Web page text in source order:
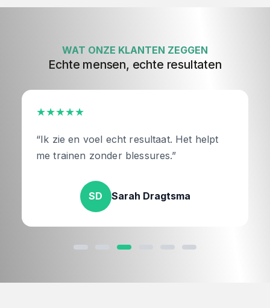
WAT ONZE KLANTEN ZEGGEN
Echte mensen, echte resultaten
★★★★★
“Ik zie en voel echt resultaat. Het helpt
me trainen zonder blessures.”
SD Sarah Dragtsma